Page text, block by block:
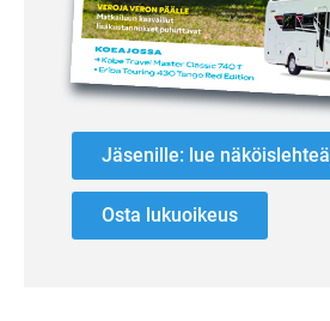
Jäsenille: lue näköislehteä
Osta lukuoikeus